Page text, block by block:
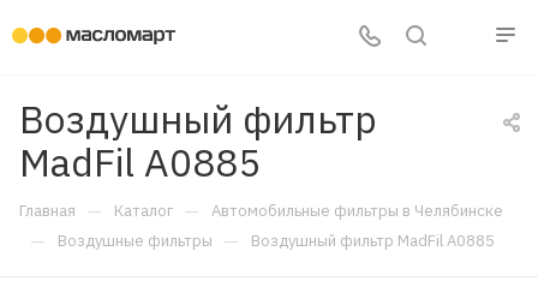
Воздушный фильтр
MadFil A0885
Главная — Каталог — Автомобильные фильтры в Челябинске
— Воздушные фильтры — Воздушный фильтр MadFil A0885